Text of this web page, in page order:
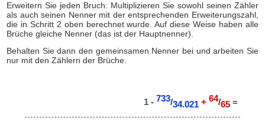
Erweitern Sie jeden Bruch: Multiplizieren Sie sowohl seinen Zähler
als auch seinen Nenner mit der entsprechenden Erweiterungszahl,
die in Schritt 2 oben berechnet wurde. Auf diese Weise haben alle
Brüche gleiche Nenner (das ist der Hauptnenner).
Behalten Sie dann den gemeinsamen Nenner bei und arbeiten Sie
nur mit den Zählern der Brüche.
1- 733/34.021 + 64/65=